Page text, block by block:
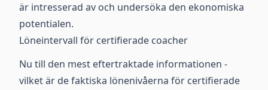
är intresserad av och undersöka den ekonomiska
potentialen.
Löneintervall för certifierade coacher
Nu till den mest eftertraktade informationen -
vilket är de faktiska lönenivåerna för certifierade